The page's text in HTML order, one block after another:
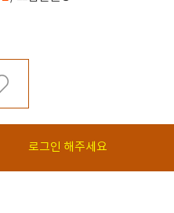
로그인 해주세요